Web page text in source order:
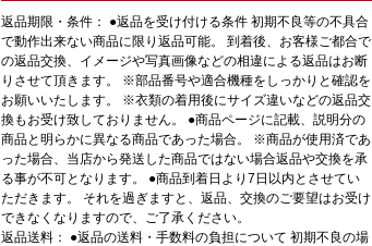
返品期限・条件： ●返品を受け付ける条件 初期不良等の不具合
で動作出来ない商品に限り返品可能。 到着後、お客様ご都合で
の返品交換、イメージや写真画像などの相違による返品はお断
りさせて頂きます。 ※部品番号や適合機種をしっかりと確認を
お願いいたします。 ※衣類の着用後にサイズ違いなどの返品交
換もお受け致しておりません。 ●商品ページに記載、説明分の
商品と明らかに異なる商品であった場合。 ※商品が使用済であ
った場合、当店から発送した商品ではない場合返品や交換を承
る事が不可となります。 ●商品到着日より7日以内とさせてい
ただきます。 それを過ぎますと、返品、交換のご要望はお受け
できなくなりますので、ご了承ください。
返品送料： ●返品の送料・手数料の負担について 初期不良の場